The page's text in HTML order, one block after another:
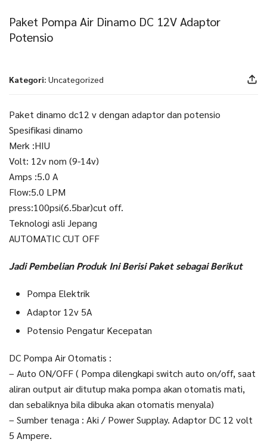
Paket Pompa Air Dinamo DC 12V Adaptor
Potensio
Kategori: Uncategorized
Paket dinamo dc12 v dengan adaptor dan potensio
Spesifikasi dinamo
Merk :HIU
Volt: 12v nom (9-14v)
Amps :5.0 A
Flow:5.0 LPM
press:100psi(6.5bar)cut off.
Teknologi asli Jepang
AUTOMATIC CUT OFF
Jadi Pembelian Produk Ini Berisi Paket sebagai Berikut
Pompa Elektrik
Adaptor 12v 5A
Potensio Pengatur Kecepatan
DC Pompa Air Otomatis :
– Auto ON/OFF ( Pompa dilengkapi switch auto on/off, saat
aliran output air ditutup maka pompa akan otomatis mati,
dan sebaliknya bila dibuka akan otomatis menyala)
– Sumber tenaga : Aki / Power Supplay. Adaptor DC 12 volt
5 Ampere.